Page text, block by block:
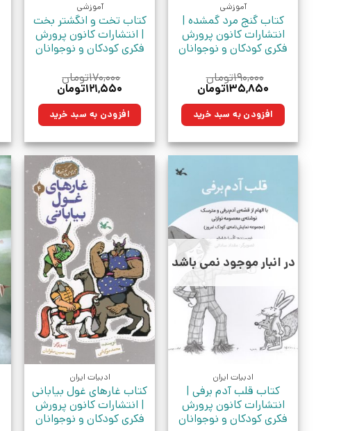
آموزشی
کتاب گنج مرد گمشده |
انتشارات کانون پرورش
فکری کودکان و نوجوانان
۱۹۰,۰۰۰تومان
قیمت
۱۹۰,۰۰۰تومان
بود.
۱۳۵,۸۵۰تومانقیمت
۱۳۵,۸۵۰تومان.افزودن به سبد خرید
آموزشی
کتاب تخت و انگشتر بخت
| انتشارات کانون پرورش
فکری کودکان و نوجوانان
۱۷۰,۰۰۰تومان
قیمت
۱۷۰,۰۰۰تومان
بود.
۱۲۱,۵۵۰تومانقیمت
۱۲۱,۵۵۰تومان.افزودن به سبد خرید
در انبار موجود نمی باشد
ادبیات ایران
کتاب قلب آدم برفی |
انتشارات کانون پرورش
فکری کودکان و نوجوانان
ادبیات ایران
کتاب غارهای غول بیابانی
| انتشارات کانون پرورش
فکری کودکان و نوجوانان